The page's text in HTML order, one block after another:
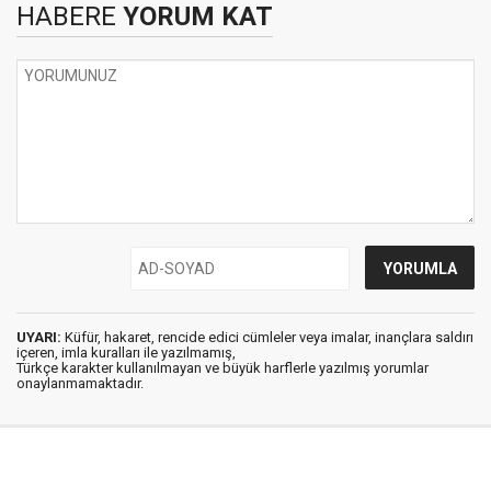
HABERE YORUM KAT
UYARI: Küfür, hakaret, rencide edici cümleler veya imalar, inançlara saldırı
içeren, imla kuralları ile yazılmamış,
Türkçe karakter kullanılmayan ve büyük harflerle yazılmış yorumlar
onaylanmamaktadır.